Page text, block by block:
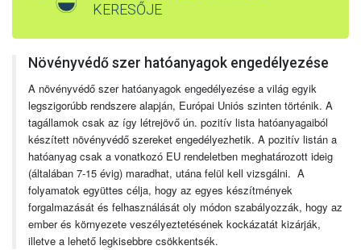
KERESŐJE
Növényvédő szer hatóanyagok engedélyezése
A növényvédő szer hatóanyagok engedélyezése a világ egyik
legszigorúbb rendszere alapján, Európai Uniós szinten történik. A
tagállamok csak az így létrejövő ún. pozitív lista hatóanyagaiból
készített növényvédő szereket engedélyezhetik. A pozitív listán a
hatóanyag csak a vonatkozó EU rendeletben meghatározott ideig
(általában 7-15 évig) maradhat, utána felül kell vizsgálni. A
folyamatok együttes célja, hogy az egyes készítmények
forgalmazását és felhasználását oly módon szabályozzák, hogy az
ember és környezete veszélyeztetésének kockázatát kizárják,
illetve a lehető legkisebbre csökkentsék.